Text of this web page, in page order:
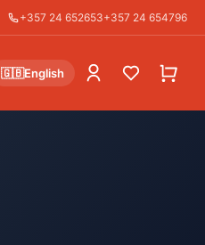
+357 24 652653+357 24 654796
🇬🇧English